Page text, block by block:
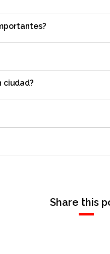
ciudad?
Share this